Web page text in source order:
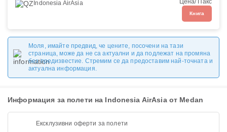
Indonesia AirAsia
Цена/ Пакс
Книга
Моля, имайте предвид, че цените, посочени на тази
страница, може да не са актуални и да подлежат на промяна
без предизвестие. Стремим се да предоставим най-точната и
актуална информация.
Информация за полети на Indonesia AirAsia от Medan
Ексклузивни оферти за полети